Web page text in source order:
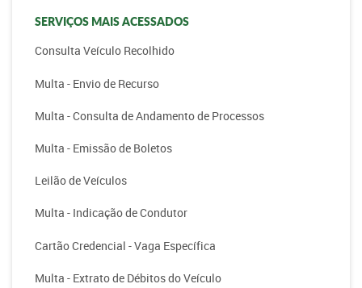
SERVIÇOS MAIS ACESSADOS
Consulta Veículo Recolhido
Multa - Envio de Recurso
Multa - Consulta de Andamento de Processos
Multa - Emissão de Boletos
Leilão de Veículos
Multa - Indicação de Condutor
Cartão Credencial - Vaga Específica
Multa - Extrato de Débitos do Veículo